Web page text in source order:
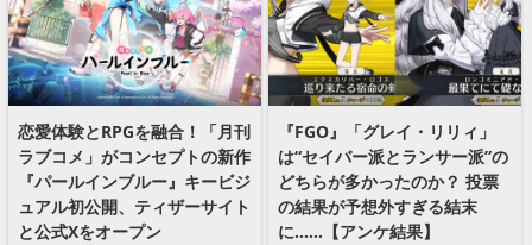
恋愛体験とRPGを融合！「月刊
ラブコメ」がコンセプトの新作
『パールインブルー』キービジ
ュアル初公開、ティザーサイト
と公式Xをオープン
『FGO』「グレイ・リリィ」
は“セイバー派とランサー派”の
どちらが多かったのか？ 投票
の結果が予想外すぎる結末
に……【アンケ結果】